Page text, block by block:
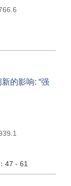
的影响: “强
47 - 61